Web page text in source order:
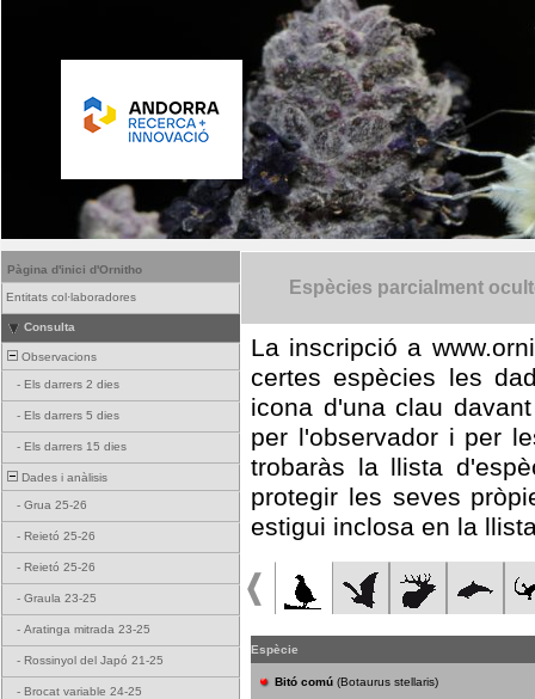
Pàgina d'inici d'Ornitho
Entitats col·laboradores
Consulta
Observacions
- Els darrers 2 dies
- Els darrers 5 dies
- Els darrers 15 dies
Dades i anàlisis
- Grua 25-26
- Reietó 25-26
- Reietó 25-26
- Graula 23-25
- Aratinga mitrada 23-25
- Rossinyol del Japó 21-25
- Brocat variable 24-25
Espècies parcialment
La inscripció a
certes espècies les
icona d'una clau
per l'observador i per
trobaràs la llista
protegir les seves
estigui inclosa en la
Espècie
Bitó comú (Botaurus stellaris)